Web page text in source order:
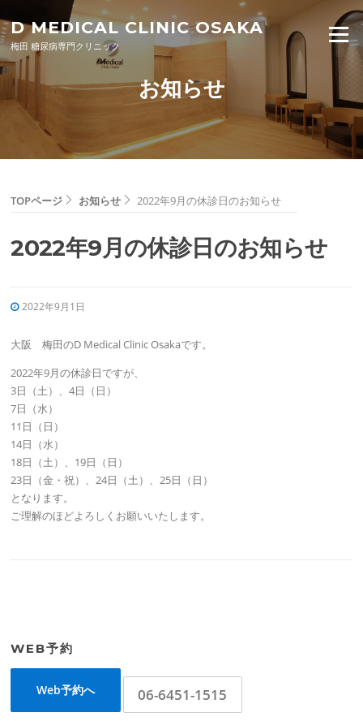
Skip to content
D MEDICAL CLINIC OSAKA
梅田 糖尿病専門クリニック
Menu
お知らせ
TOPページ お知らせ 2022年9月の休診日のお知らせ
2022年9月の休診日のお知らせ
2022年9月1日
大阪 梅田のD Medical Clinic Osakaです。
2022年9月の休診日ですが、
3日（土）、4日（日）
7日（水）
11日（日）
14日（水）
18日（土）、19日（日）
23日（金・祝）、24日（土）、25日（日）
となります。
ご理解のほどよろしくお願いいたします。
WEB予約
Web予約へ 06-6451-1515